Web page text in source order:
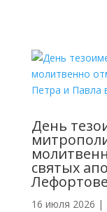
День
святых
Лефортове
16 июля 2026 |